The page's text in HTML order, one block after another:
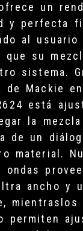
un
y perfecta
al usuario
su
sistema.
de Mackie
está
la mezcla
de un
material.
ondas
ancho y
mientraslos
permiten